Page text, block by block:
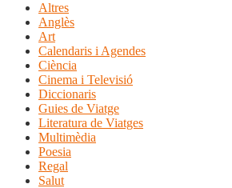
Altres
Anglès
Art
Calendaris i Agendes
Ciència
Cinema i Televisió
Diccionaris
Guies de Viatge
Literatura de Viatges
Multimèdia
Poesia
Regal
Salut